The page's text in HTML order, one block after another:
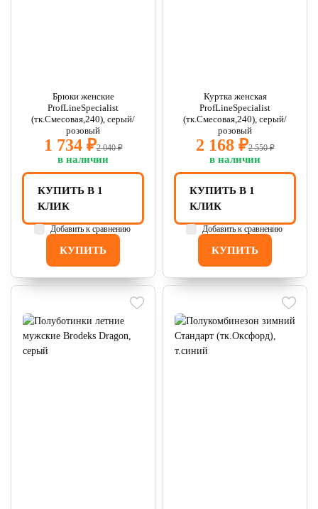
Брюки женские
ProfLineSpecialist
(тк.Смесовая,240), серый/
розовый
1 734 ₽2 040 ₽
в наличии
КУПИТЬ
КУПИТЬ В 1
КЛИК
Добавить к сравнению
Куртка женская
ProfLineSpecialist
(тк.Смесовая,240), серый/
розовый
2 168 ₽2 550 ₽
в наличии
КУПИТЬ
КУПИТЬ В 1
КЛИК
Добавить к сравнению